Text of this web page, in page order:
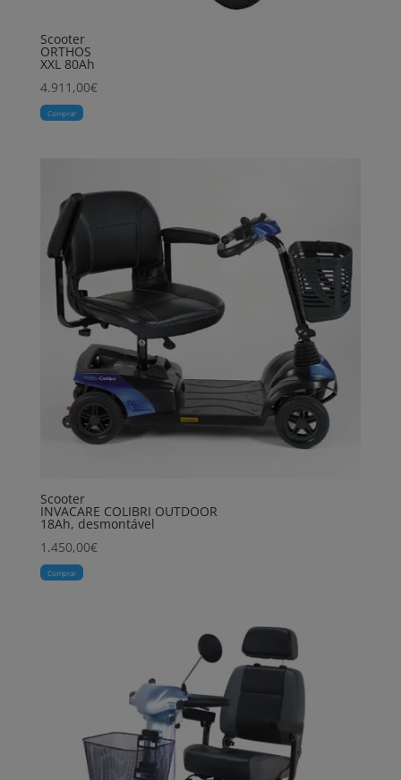
Scooter
ORTHOS
XXL 80Ah
4.911,00€
Comprar
Scooter
INVACARE COLIBRI OUTDOOR
18Ah, desmontável
1.450,00€
Comprar